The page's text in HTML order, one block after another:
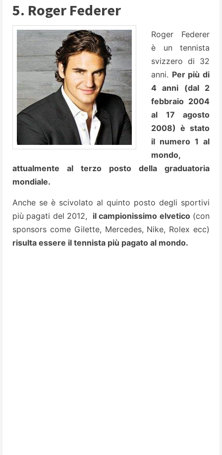
5. Roger Federer
Roger Federer
è un tennista
svizzero di 32
anni. Per più di
4 anni (dal 2
febbraio 2004
al 17 agosto
2008) è stato
il numero 1 al
mondo,
attualmente al terzo posto della graduatoria
mondiale.
Anche se è scivolato al quinto posto degli sportivi
più pagati del 2012, il campionissimo elvetico(con
sponsors come Gilette, Mercedes, Nike, Rolex ecc)
risulta essere il tennista più pagato al mondo.